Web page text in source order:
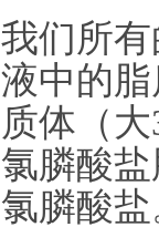
我们所
液中的
质体（
氯膦酸
氯膦酸